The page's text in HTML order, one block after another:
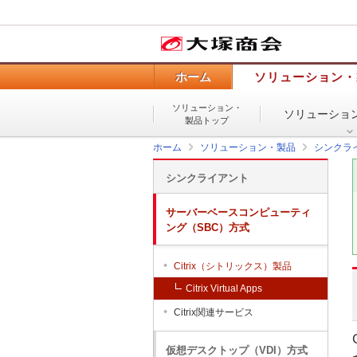
ホーム ソリューション
ソリューション・
製品トップ
ソリューショ
ホーム ソリューション・製品 シンクラ
シンクライアント
サーバーベースコンピューティ
ング（SBC）方式
Citrix（シトリックス）製品
Citrix Virtual Apps
Citrix関連サービス
仮想デスクトップ（VDI）方式